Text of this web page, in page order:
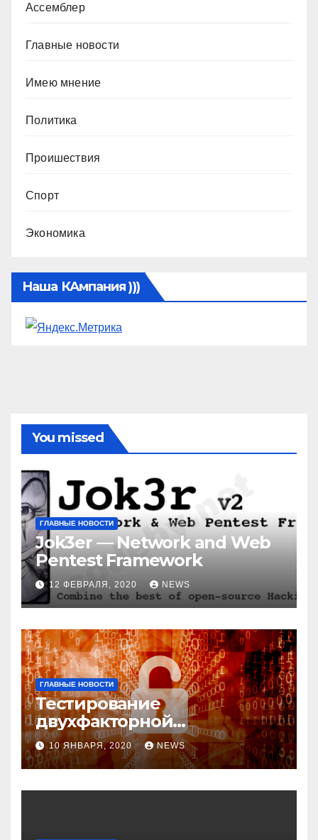
Ассемблер
Главные новости
Имею мнение
Политика
Проишествия
Спорт
Экономика
Наша КАмпания )))
You missed
ГЛАВНЫЕ НОВОСТИ
Jok3er — Network and Web
Pentest Framework
12 ФЕВРАЛЯ, 2020 NEWS
ГЛАВНЫЕ НОВОСТИ
Тестирование
двухфакторной
аутентификации и
возможные варианты
обхода
10 ЯНВАРЯ, 2020 NEWS